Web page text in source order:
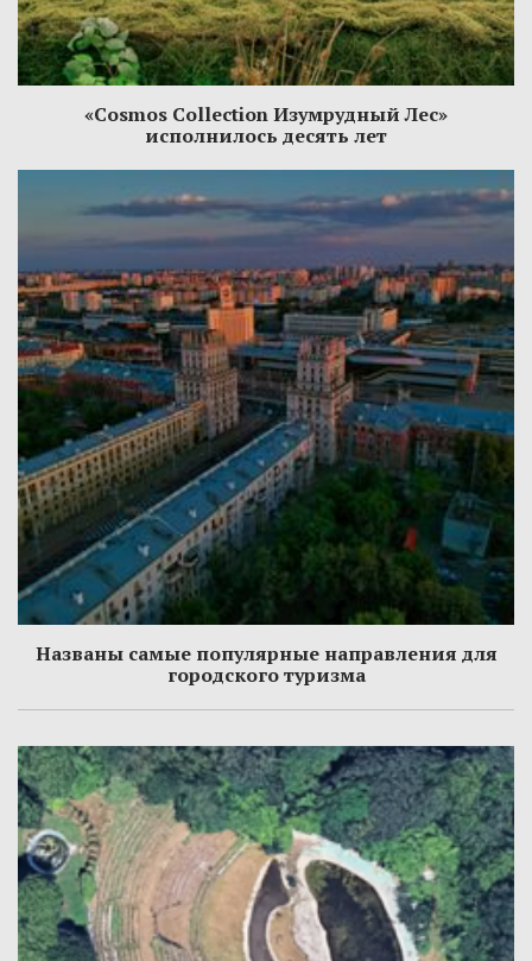
«Cosmos Collection Изумрудный Лес»
исполнилось десять лет
Названы самые популярные направления для
городского туризма